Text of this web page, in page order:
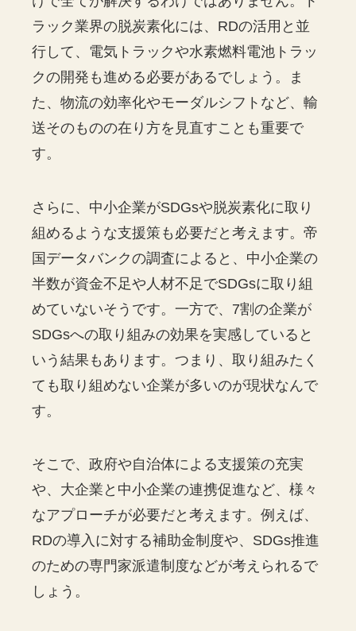
ラック業界の脱炭素化には、RDの活用と並
行して、電気トラックや水素燃料電池トラッ
クの開発も進める必要があるでしょう。ま
た、物流の効率化やモーダルシフトなど、輸
送そのものの在り方を見直すことも重要で
す。
さらに、中小企業がSDGsや脱炭素化に取り
組めるような支援策も必要だと考えます。帝
国データバンクの調査によると、中小企業の
半数が資金不足や人材不足でSDGsに取り組
めていないそうです。一方で、7割の企業が
SDGsへの取り組みの効果を実感していると
いう結果もあります。つまり、取り組みたく
ても取り組めない企業が多いのが現状なんで
す。
そこで、政府や自治体による支援策の充実
や、大企業と中小企業の連携促進など、様々
なアプローチが必要だと考えます。例えば、
RDの導入に対する補助金制度や、SDGs推進
のための専門家派遣制度などが考えられるで
しょう。